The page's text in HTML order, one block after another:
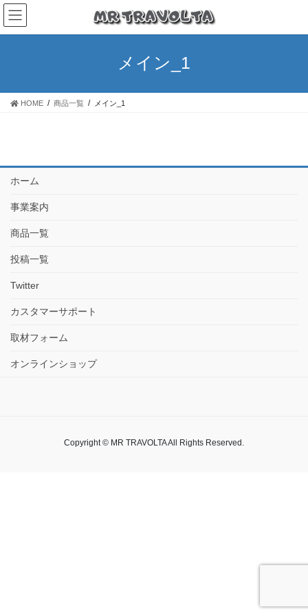
メイン_1
HOME 商品一覧 メイン_1
ホーム
事業案内
商品一覧
投稿一覧
Twitter
カスタマーサポート
取材フォーム
オンラインショップ
Copyright © MR TRAVOLTA All Rights Reserved.